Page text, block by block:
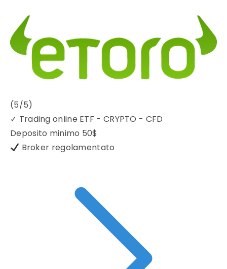
(5/5)
✓ Trading online ETF - CRYPTO - CFD
Deposito minimo 50$
Broker regolamentato